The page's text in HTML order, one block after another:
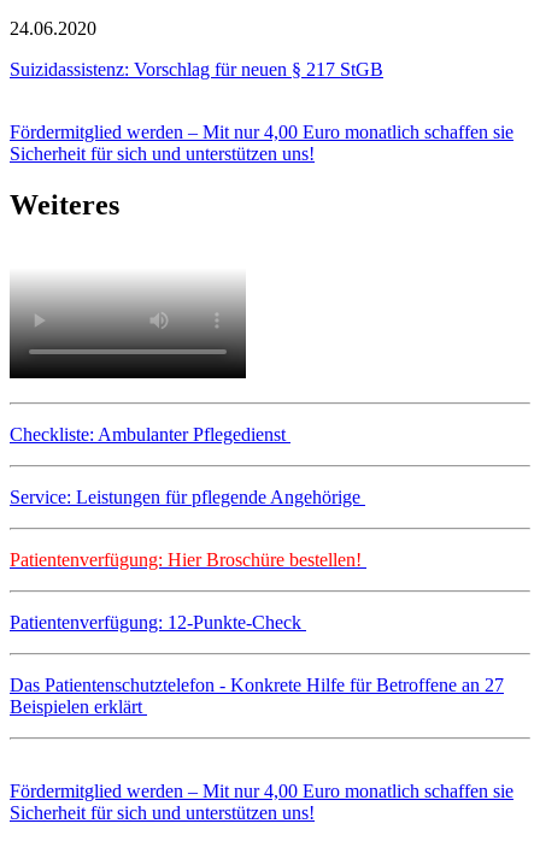
24.06.2020
Suizidassistenz: Vorschlag für neuen § 217 StGB
Fördermitglied werden – Mit nur 4,00 Euro monatlich schaffen sie
Sicherheit für sich und unterstützen uns!
Weiteres
Checkliste: Ambulanter Pflegedienst
Service: Leistungen für pflegende Angehörige
Patientenverfügung: Hier Broschüre bestellen!
Patientenverfügung: 12-Punkte-Check
Das Patientenschutztelefon - Konkrete Hilfe für Betroffene an 27
Beispielen erklärt
Fördermitglied werden – Mit nur 4,00 Euro monatlich schaffen sie
Sicherheit für sich und unterstützen uns!